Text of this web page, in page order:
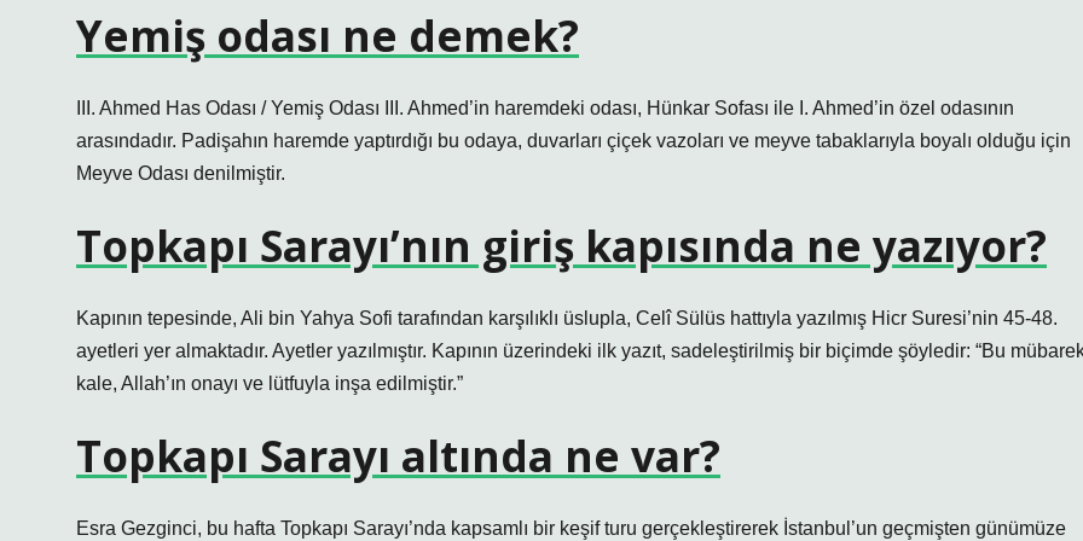
Yemiş odası ne demek?
III. Ahmed Has Odası / Yemiş Odası III. Ahmed’in haremdeki odası, Hünkar Sofası ile I. Ahmed’in özel odasının
arasındadır. Padişahın haremde yaptırdığı bu odaya, duvarları çiçek vazoları ve meyve tabaklarıyla boyalı olduğu için
Meyve Odası denilmiştir.
Topkapı Sarayı’nın giriş kapısında ne yazıyor?
Kapının tepesinde, Ali bin Yahya Sofi tarafından karşılıklı üslupla, Celî Sülüs hattıyla yazılmış Hicr Suresi’nin 45-48.
ayetleri yer almaktadır. Ayetler yazılmıştır. Kapının üzerindeki ilk yazıt, sadeleştirilmiş bir biçimde şöyledir: “Bu
kale, Allah’ın onayı ve lütfuyla inşa edilmiştir.”
Topkapı Sarayı altında ne var?
Esra Gezginci, bu hafta Topkapı Sarayı’nda kapsamlı bir keşif turu gerçekleştirerek İstanbul’un geçmişten günümüze